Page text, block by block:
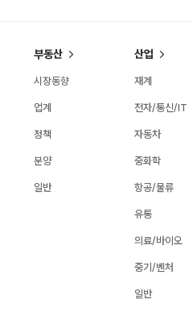
부동산
시장동향
업계
정책
분양
일반
산업
재계
전자/통신/IT
자동차
중화학
항공/물류
유통
의료/바이오
중기/벤처
일반